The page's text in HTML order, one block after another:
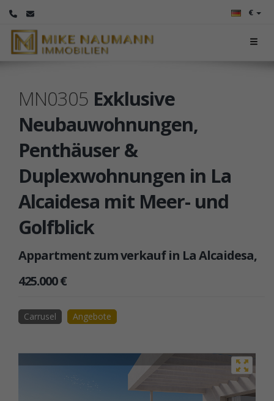
€
MN0305 Exklusive
Neubauwohnungen,
Penthäuser &
Duplexwohnungen in La
Alcaidesa mit Meer- und
Golfblick
Appartment zum verkauf in La Alcaidesa,
425.000 €
Carrusel Angebote